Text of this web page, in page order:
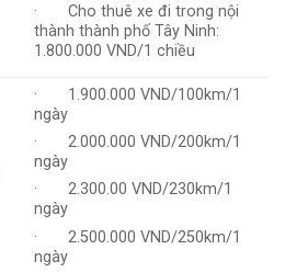
· Cho thuê xe đi trong nội
thành thành phố Tây Ninh:
1.800.000 VND/1 chiều
· 1.900.000 VND/100km/1
ngày
· 2.000.000 VND/200km/1
ngày
· 2.300.00 VND/230km/1
ngày
· 2.500.000 VND/250km/1
ngày